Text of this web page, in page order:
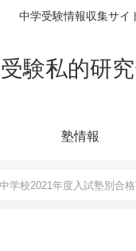
中学受験情報収集サイ
験私的研
塾情報
学校2021年度入試塾別合格